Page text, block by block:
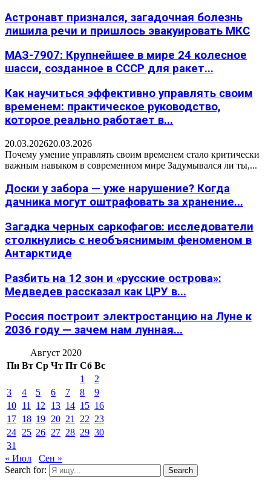
Астронавт признался, загадочная болезнь
лишила речи и пришлось эвакуировать МКС
МАЗ-7907: Крупнейшее в мире 24 колесное
шасси, созданное в СССР для ракет...
Как научиться эффективно управлять своим
временем: практическое руководство,
которое реально работает в...
20.03.202620.03.2026
Почему умение управлять своим временем стало критически
важным навыком в современном мире Задумывался ли ты,...
Доски у забора — уже нарушение? Когда
дачника могут оштрафовать за хранение...
Загадка черных саркофагов: исследователи
столкнулись с необъяснимым феноменом в
Антарктиде
Разбить на 12 зон и «русские острова»:
Медведев рассказал как ЦРУ в...
Россия построит электростанцию на Луне к
2036 году — зачем нам лунная...
Август 2020
Пн Вт Ср Чт Пт Сб Вс
1
2
3
4 5 6 7 8
9
10 11 12 13 14 15 16
17 18 19 20 21 22 23
24 25 26 27 28 29 30
31
« Июл
Сен »
Search for:
Search